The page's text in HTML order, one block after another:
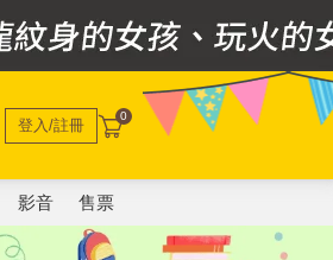
登入/註冊 0
影音 售票